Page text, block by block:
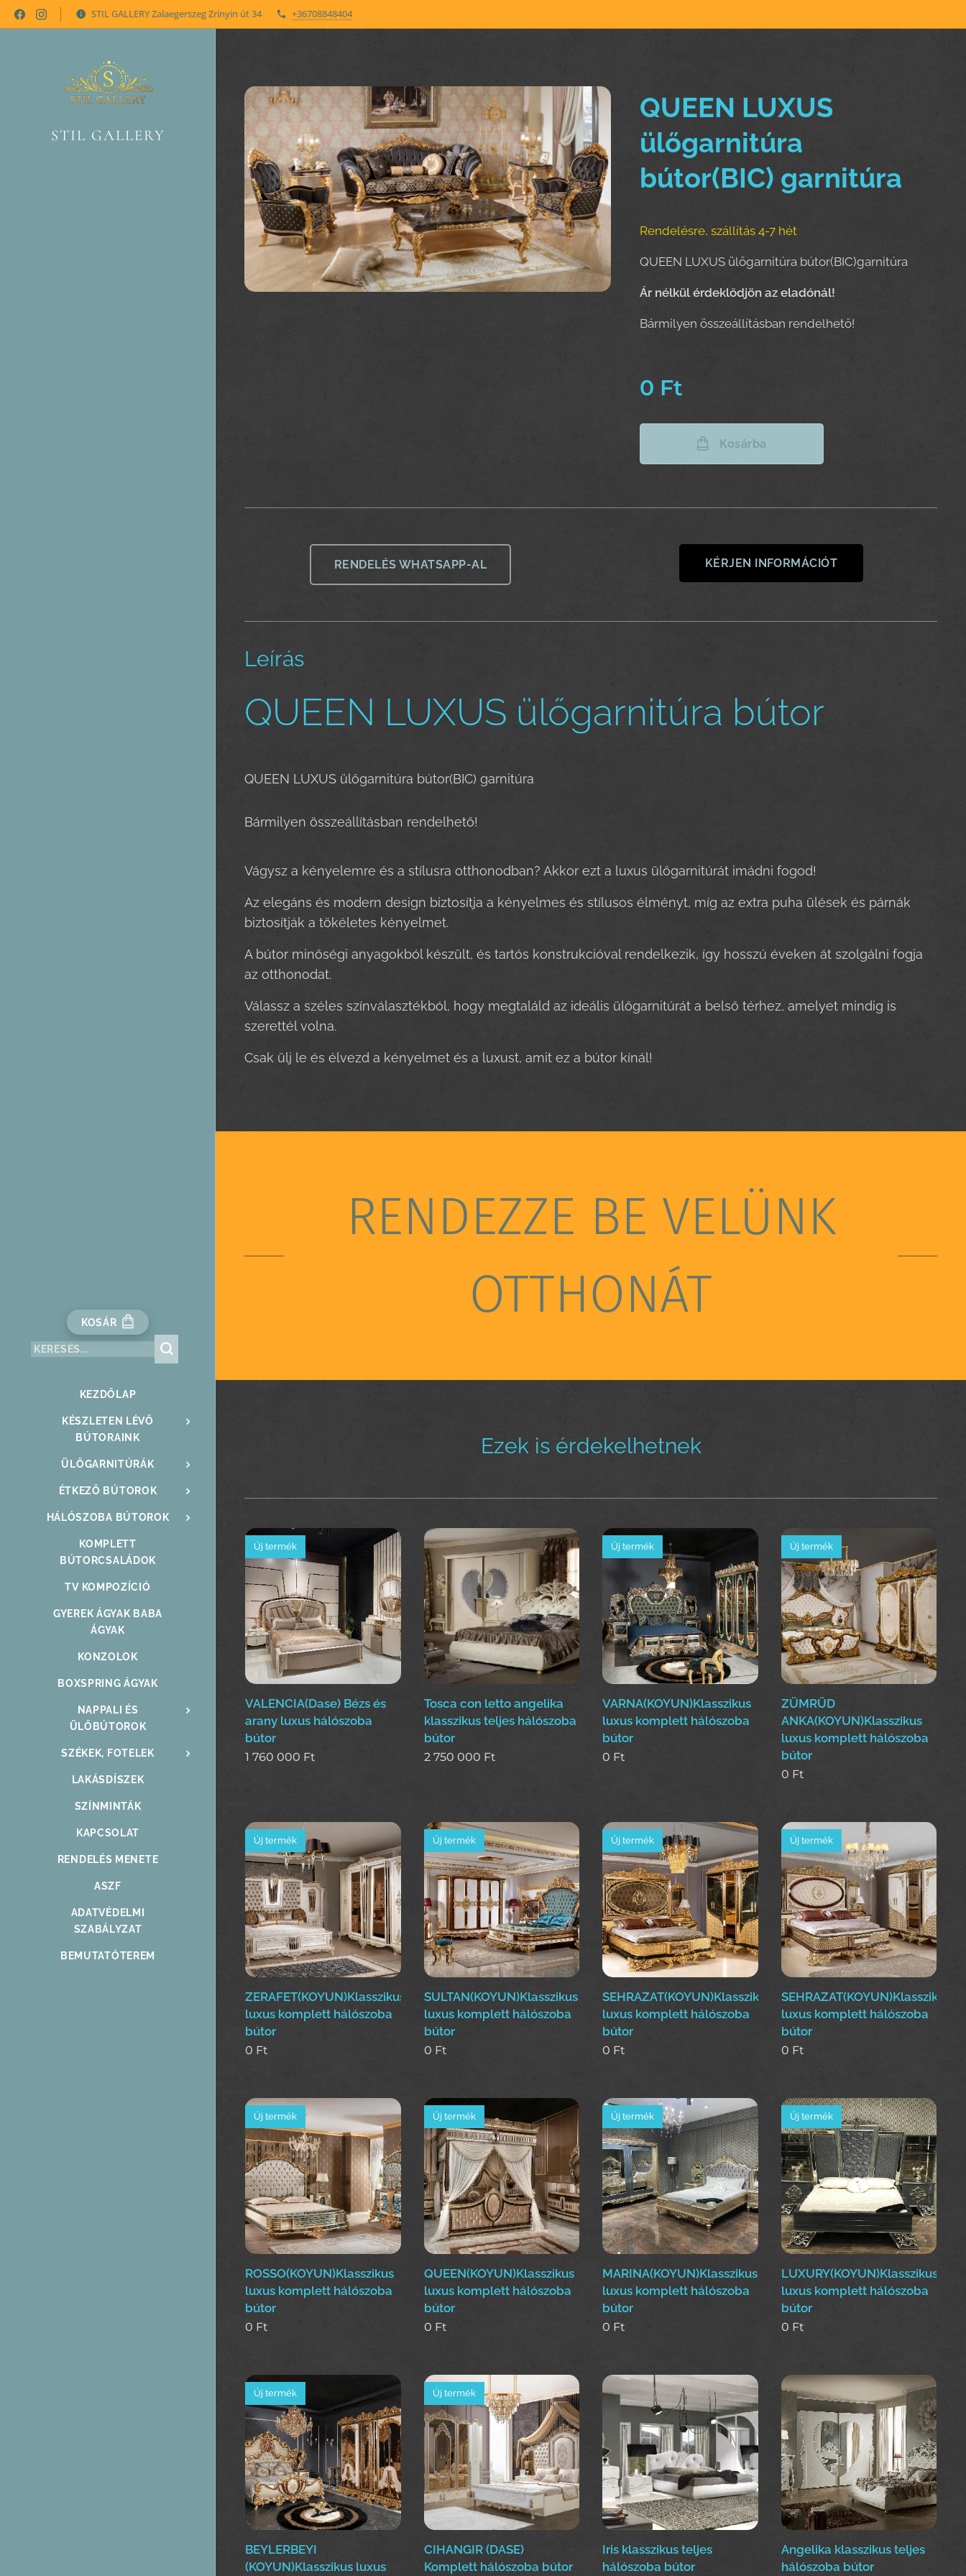
STIL GALLERY Zalaegerszeg Zrínyin út 34 +36708848404
STIL GALLERY
KOSÁR
KEZDŐLAP
KÉSZLETEN LÉVŐ
BÚTORAINK
ÜLŐGARNITÚRÁK
ÉTKEZŐ BÚTOROK
HÁLÓSZOBA BÚTOROK
KOMPLETT
BÚTORCSALÁDOK
TV KOMPOZÍCIÓ
GYEREK ÁGYAK BABA
ÁGYAK
KONZOLOK
BOXSPRING ÁGYAK
NAPPALI ÉS
ÜLŐBÚTOROK
SZÉKEK, FOTELEK
LAKÁSDÍSZEK
SZÍNMINTÁK
KAPCSOLAT
RENDELÉS MENETE
ASZF
ADATVÉDELMI
SZABÁLYZAT
BEMUTATÓTEREM
QUEEN LUXUS
ülőgarnitúra
bútor(BIC) garnitúra
Rendelésre, szállítás 4-7 hét
QUEEN LUXUS ülőgarnitúra bútor(BIC)garnitúra
Ár nélkül érdeklődjön az eladónál!
Bármilyen összeállításban rendelhető!
0 Ft
Kosárba
RENDELÉS WHATSAPP-AL KÉRJEN INFORMÁCIÓT
Leírás
QUEEN LUXUS ülőgarnitúra bútor
QUEEN LUXUS ülőgarnitúra bútor(BIC) garnitúra
Bármilyen összeállításban rendelhető!
Vágysz a kényelemre és a stílusra otthonodban? Akkor ezt a luxus ülőgarnitúrát imádni fogod!
Az elegáns és modern design biztosítja a kényelmes és stílusos élményt, míg az extra puha ülések és párnák
biztosítják a tökéletes kényelmet.
A bútor minőségi anyagokból készült, és tartós konstrukcióval rendelkezik, így hosszú éveken át szolgálni fogja
az otthonodat.
Válassz a széles színválasztékból, hogy megtaláld az ideális ülőgarnitúrát a belső térhez, amelyet mindig is
szerettél volna.
Csak ülj le és élvezd a kényelmet és a luxust, amit ez a bútor kínál!
RENDEZZE BE VELÜNK
OTTHONÁT
Ezek is érdekelhetnek
VALENCIA(Dase) Bézs és
arany luxus hálószoba
bútor
Új termék
1 760 000 Ft
Tosca con letto angelika
klasszikus teljes hálószoba
bútor
2 750 000 Ft
VARNA(KOYUN)Klasszikus
luxus komplett hálószoba
bútor
Új termék
0 Ft
ZÜMRÜD
ANKA(KOYUN)Klasszikus
luxus komplett hálószoba
bútor
Új termék
0 Ft
ZERAFET(KOYUN)Klasszikus
luxus komplett hálószoba
bútor
Új termék
0 Ft
SULTAN(KOYUN)Klasszikus
luxus komplett hálószoba
bútor
Új termék
0 Ft
SEHRAZAT(KOYUN)Klasszikus
luxus komplett hálószoba
bútor
Új termék
0 Ft
SEHRAZAT(KOYUN)Klasszikus
luxus komplett hálószoba
bútor
Új termék
0 Ft
ROSSO(KOYUN)Klasszikus
luxus komplett hálószoba
bútor
Új termék
0 Ft
QUEEN(KOYUN)Klasszikus
luxus komplett hálószoba
bútor
Új termék
0 Ft
MARINA(KOYUN)Klasszikus
luxus komplett hálószoba
bútor
Új termék
0 Ft
LUXURY(KOYUN)Klasszikus
luxus komplett hálószoba
bútor
Új termék
0 Ft
BEYLERBEYI
(KOYUN)Klasszikus luxus
Új termék
CIHANGIR (DASE)
Komplett hálószoba bútor
Új termék
Iris klasszikus teljes
hálószoba bútor
Angelika klasszikus teljes
hálószoba bútor